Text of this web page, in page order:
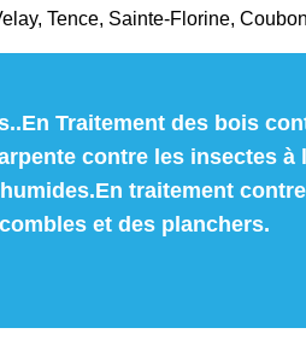
Tence, Sainte-Florine,
Traitement des bois
contre les insectes à
traitement
et des planchers.